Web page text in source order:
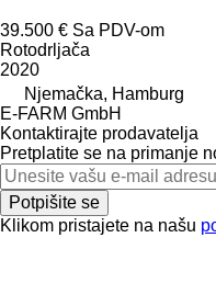
39.500 € Sa PDV-om
Rotodrljača
2020
Njemačka, Hamburg
E-FARM GmbH
Kontaktirajte prodavatelja
Pretplatite se na primanje
Potpišite se
Klikom pristajete na našu